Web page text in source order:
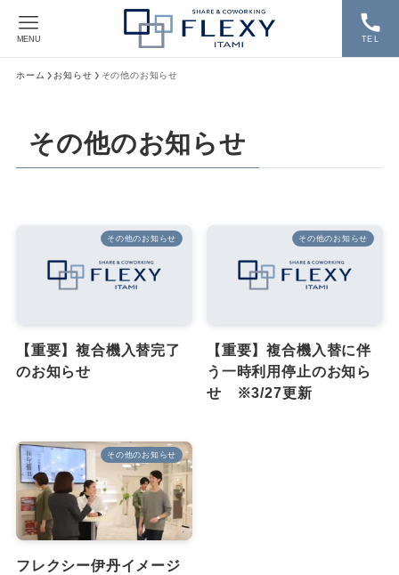
TEL
MENU
ホーム お知らせ その他のお知らせ
その他のお知らせ
その他のお知らせ
【重要】複合機入替完了
のお知らせ
その他のお知らせ
【重要】複合機入替に伴
う一時利用停止のお知ら
せ ※3/27更新
その他のお知らせ
フレクシー伊丹イメージ